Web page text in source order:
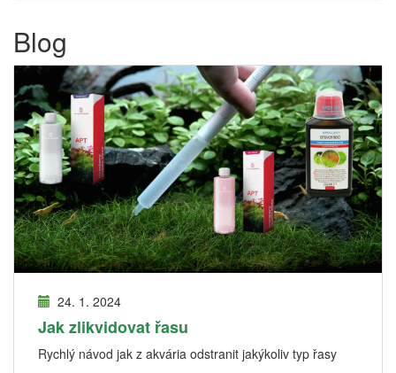
Blog
24. 1. 2024
Jak zlikvidovat řasu
Rychlý návod jak z akvária odstranit jakýkoliv typ řasy